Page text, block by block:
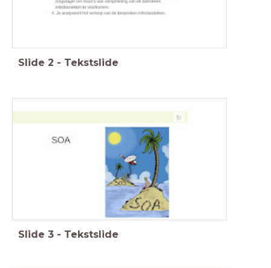
Slide 2 - Tekstslide
Slide 3 - Tekstslide